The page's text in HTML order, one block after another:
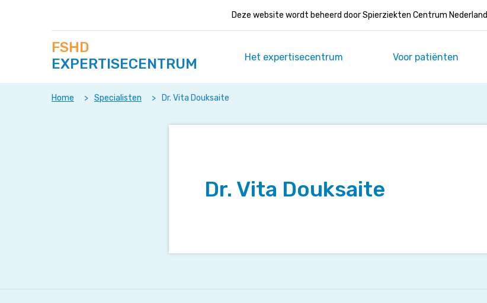
Deze website wordt beheerd door Spierziekten Centrum Nederland
direct
naar
op
deze
site
FSHD
EXPERTISECENTRUM
Het expertisecentrum Voor patiënten
Home > Specialisten > Dr. Vita Douksaite
Dr. Vita Douksaite